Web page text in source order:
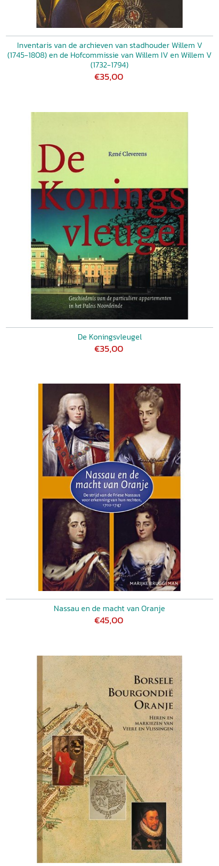
Inventaris van de archieven van stadhouder Willem V
(1745-1808) en de Hofcommissie van Willem IV en Willem V
(1732-1794)
€35,00
De Koningsvleugel
€35,00
Nassau en de macht van Oranje
€45,00